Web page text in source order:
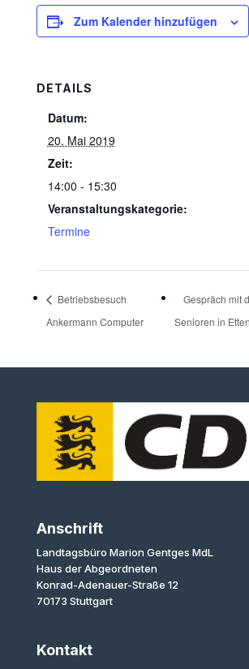
Zum Kalender hinzufügen
DETAILS
Datum:
20. Mai 2019
Zeit:
14:00 - 15:30
Veranstaltungskategorie:
Termine
Betriebsbesuch
Ankermann Computer
Gespräch mit
Senioren in
Anschrift
Landtagsbüro Marion Gentges MdL
Haus der Abgeordneten
Konrad-Adenauer-Straße 12
70173 Stuttgart
Kontakt